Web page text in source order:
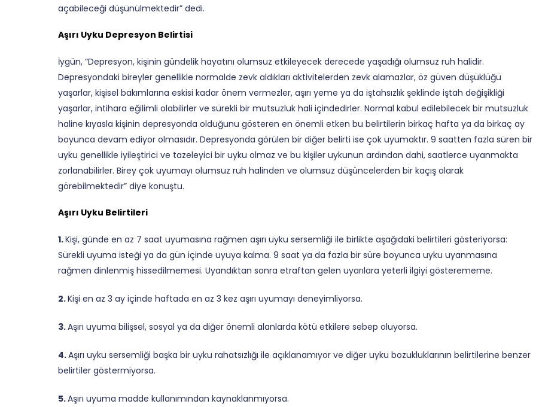
açabileceği düşünülmektedir” dedi.
Aşırı Uyku Depresyon Belirtisi
İygün, “Depresyon, kişinin gündelik hayatını olumsuz etkileyecek derecede yaşadığı olumsuz ruh halidir.
Depresyondaki bireyler genellikle normalde zevk aldıkları aktivitelerden zevk alamazlar, öz güven düşüklüğü
yaşarlar, kişisel bakımlarına eskisi kadar önem vermezler, aşırı yeme ya da iştahsızlık şeklinde iştah değişikliği
yaşarlar, intihara eğilimli olabilirler ve sürekli bir mutsuzluk hali içindedirler. Normal kabul edilebilecek bir mutsuzluk
haline kıyasla kişinin depresyonda olduğunu gösteren en önemli etken bu belirtilerin birkaç hafta ya da birkaç ay
boyunca devam ediyor olmasıdır. Depresyonda görülen bir diğer belirti ise çok uyumaktır. 9 saatten fazla süren bir
uyku genellikle iyileştirici ve tazeleyici bir uyku olmaz ve bu kişiler uykunun ardından dahi, saatlerce uyanmakta
zorlanabilirler. Birey çok uyumayı olumsuz ruh halinden ve olumsuz düşüncelerden bir kaçış olarak
görebilmektedir” diye konuştu.
Aşırı Uyku Belirtileri
1.Kişi, günde en az 7 saat uyumasına rağmen aşırı uyku sersemliği ile birlikte aşağıdaki belirtileri gösteriyorsa:
Sürekli uyuma isteği ya da gün içinde uyuya kalma. 9 saat ya da fazla bir süre boyunca uyku uyanmasına
rağmen dinlenmiş hissedilmemesi. Uyandıktan sonra etraftan gelen uyarılara yeterli ilgiyi gösterememe.
2.Kişi en az 3 ay içinde haftada en az 3 kez aşırı uyumayı deneyimliyorsa.
3.Aşırı uyuma bilişsel, sosyal ya da diğer önemli alanlarda kötü etkilere sebep oluyorsa.
4.Aşırı uyku sersemliği başka bir uyku rahatsızlığı ile açıklanamıyor ve diğer uyku bozukluklarının belirtilerine benzer
belirtiler göstermiyorsa.
5.Aşırı uyuma madde kullanımından kaynaklanmıyorsa.